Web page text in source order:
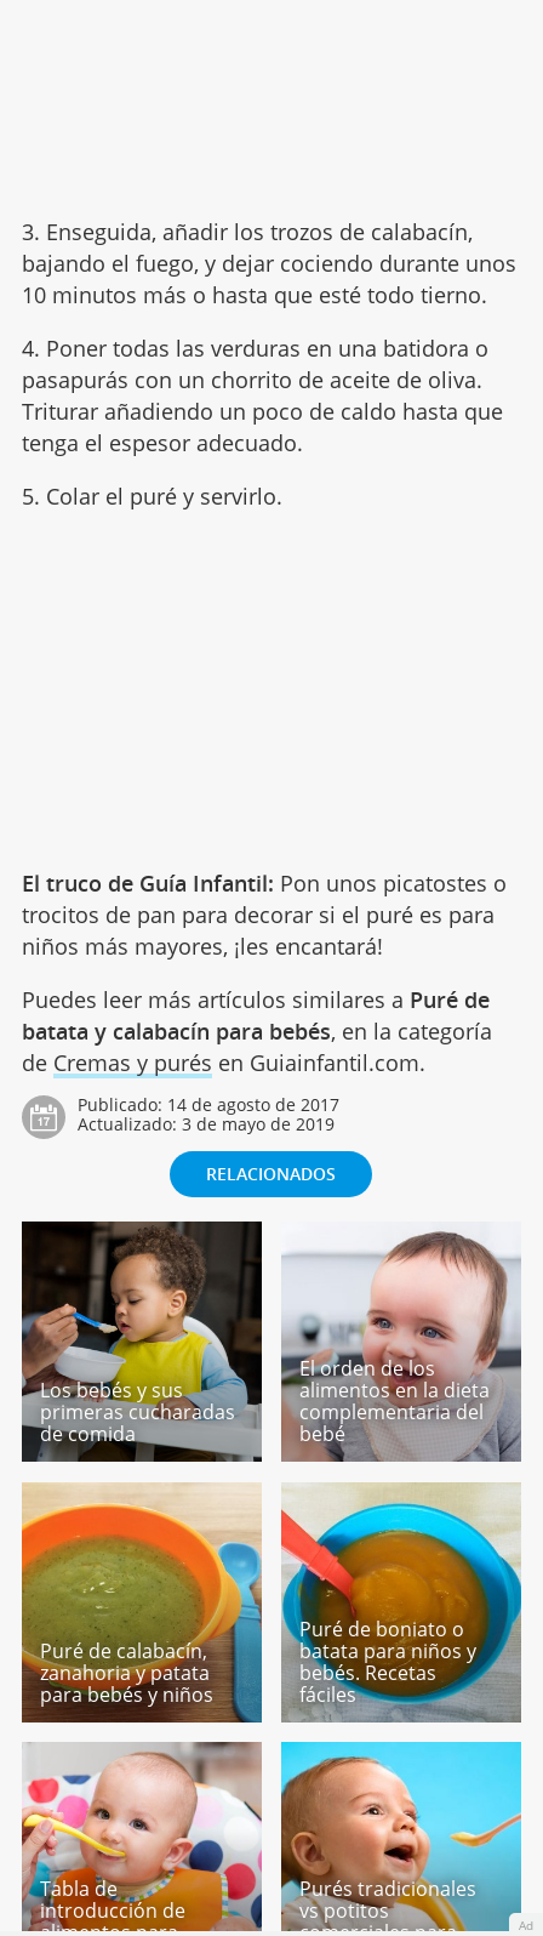
3. Enseguida, añadir los trozos de calabacín,
bajando el fuego, y dejar cociendo durante unos
10 minutos más o hasta que esté todo tierno.
4. Poner todas las verduras en una batidora o
pasapurás con un chorrito de aceite de oliva.
Triturar añadiendo un poco de caldo hasta que
tenga el espesor adecuado.
5. Colar el puré y servirlo.
El truco de Guía Infantil: Pon unos picatostes o
trocitos de pan para decorar si el puré es para
niños más mayores, ¡les encantará!
Puedes leer más artículos similares a Puré de
batata y calabacín para bebés, en la categoría
de Cremas y purés en Guiainfantil.com.
Publicado: 14 de agosto de 2017
Actualizado: 3 de mayo de 2019
RELACIONADOS
Los bebés y sus
primeras cucharadas
de comida
El orden de los
alimentos en la dieta
complementaria del
bebé
Puré de calabacín,
zanahoria y patata
para bebés y niños
Puré de boniato o
batata para niños y
bebés. Recetas
fáciles
Tabla de
introducción de
Purés tradicionales
vs potitos
Ad